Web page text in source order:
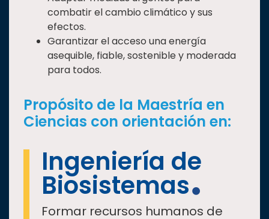
combatir el cambio climático y sus
efectos.
Garantizar el acceso una energía
asequible, fiable, sostenible y moderada
para todos.
Propósito de la Maestría en
Ciencias con orientación en:
Ingeniería de
Biosistemas
Formar recursos humanos de